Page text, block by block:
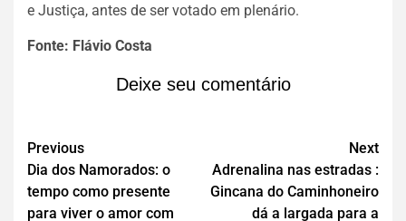
e Justiça, antes de ser votado em plenário.
Fonte: Flávio Costa
Deixe seu comentário
Previous
Dia dos Namorados: o
tempo como presente
para viver o amor com
Next
Adrenalina nas estradas :
Gincana do Caminhoneiro
dá a largada para a